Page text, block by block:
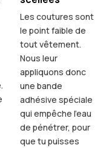
Les coutures sont
le point faible de
tout vêtement.
Nous leur
appliquons donc
une bande
adhésive spéciale
qui empêche l'eau
de pénétrer, pour
que tu puisses